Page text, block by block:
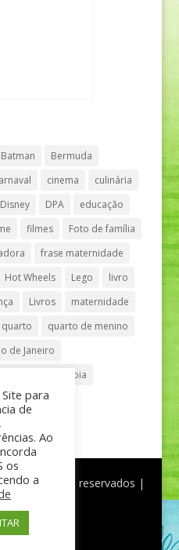
Batman
Bermuda
cinema
culinária
Disney DPA
educação
filmes
Foto de família
frase maternidade
Hot Wheels Lego
livro
Livros
maternidade
quarto
quarto de menino
de Janeiro
Vila Olímpia
os direitos reservados |
para
de
Ao
os
a